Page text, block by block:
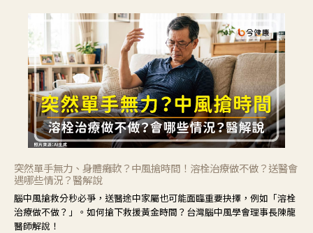
突然單手無力、身體癱軟？中風搶時間！溶栓治療做不做？送醫會
遇哪些情況？醫解說
腦中風搶救分秒必爭，送醫途中家屬也可能面臨重要抉擇，例如「溶栓
治療做不做？」。如何搶下救援黃金時間？台灣腦中風學會理事長陳龍
醫師解說！